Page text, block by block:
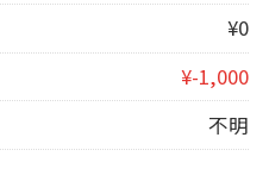
¥0
¥-1,000
不明